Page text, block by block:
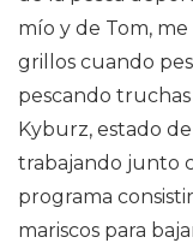
mío y de Tom,
grillos cuando
pescando
Kyburz, estado
trabajando junto
programa
mariscos para